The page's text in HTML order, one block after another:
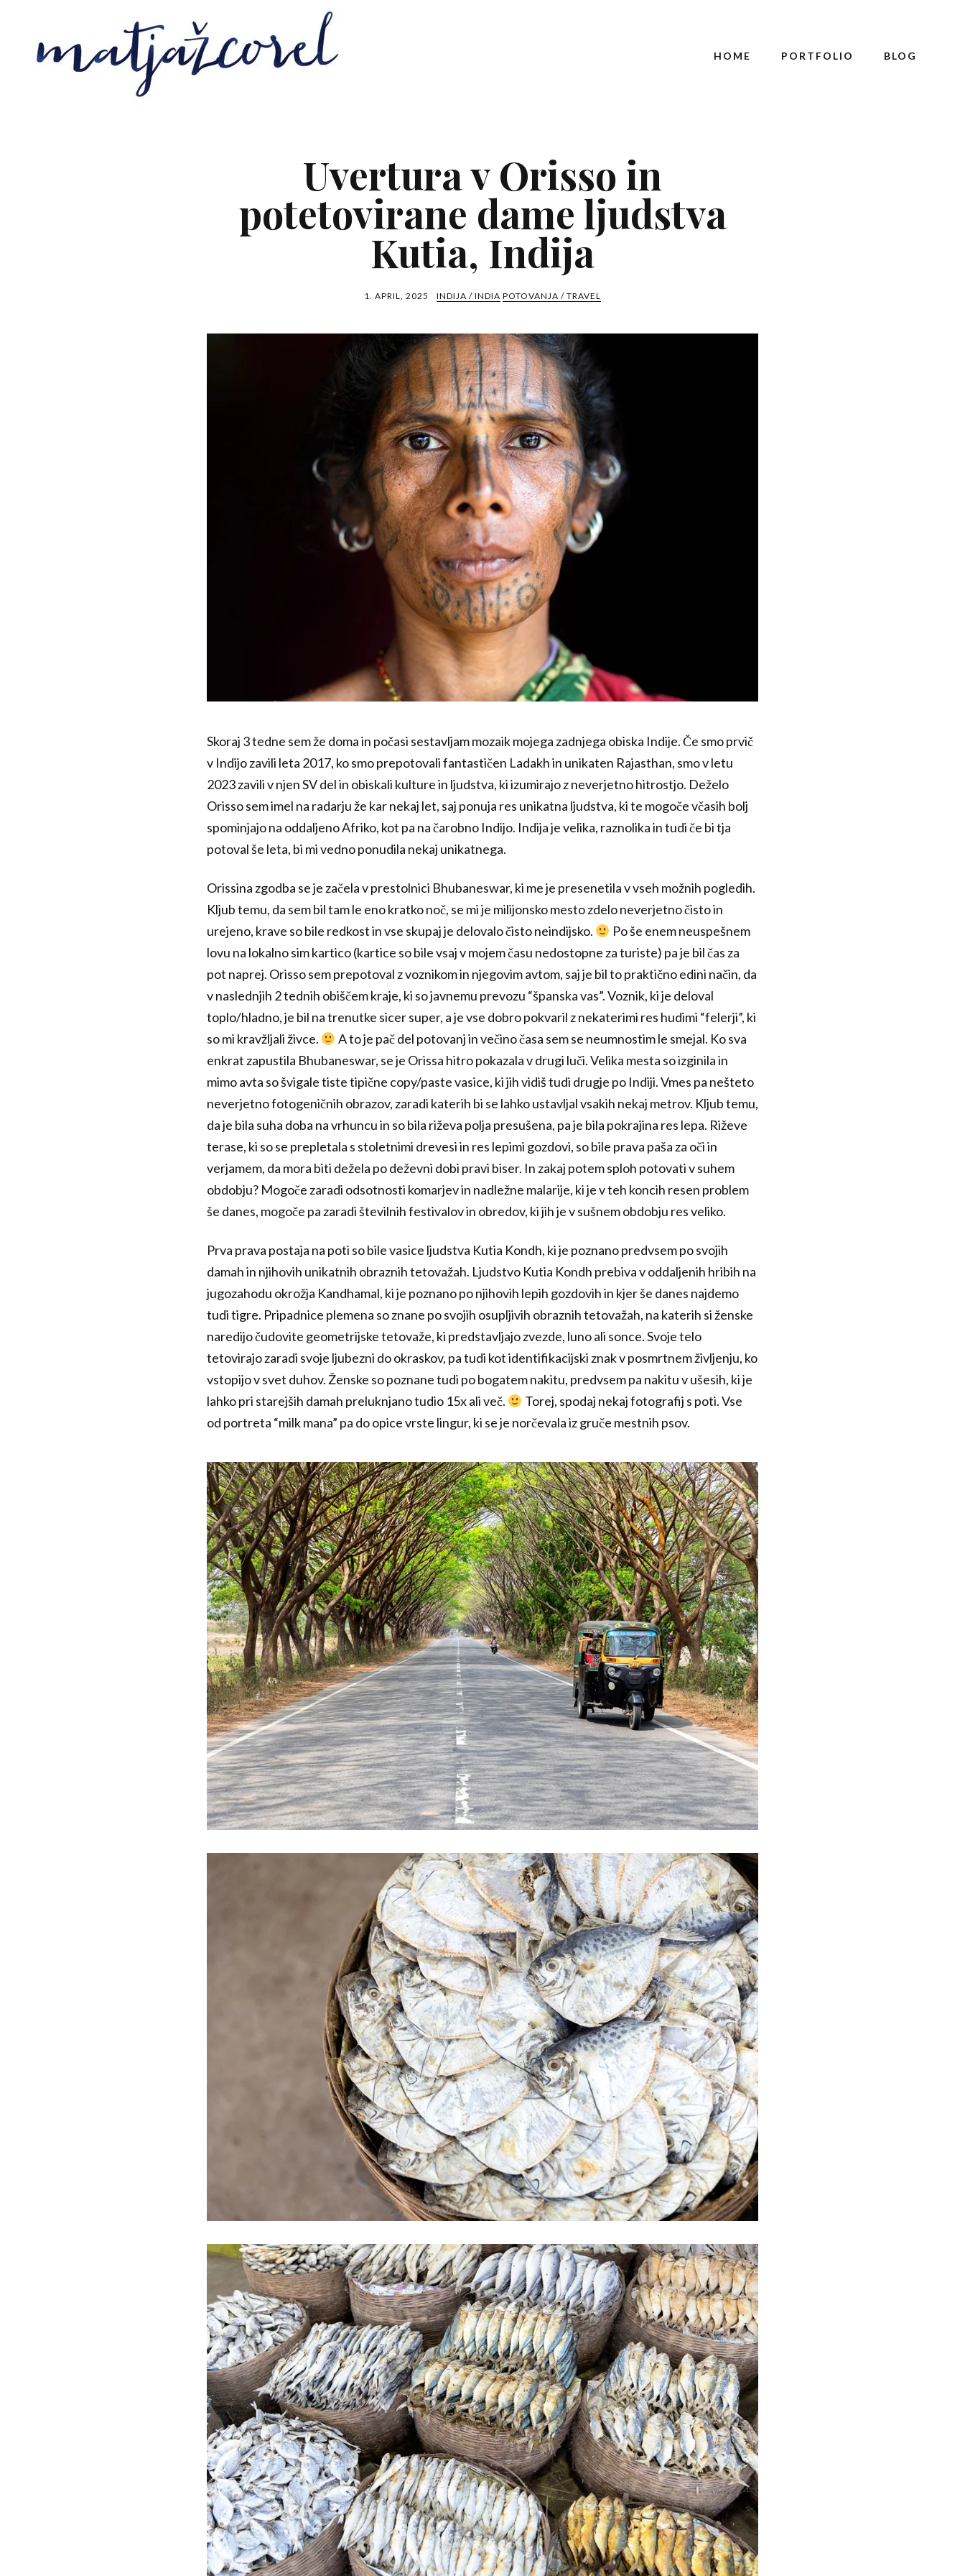
HOME PORTFOLIO BLOG
Uvertura v Orisso in
potetovirane dame ljudstva
Kutia, Indija
1. APRIL, 2025 INDIJA / INDIA POTOVANJA / TRAVEL
Skoraj 3 tedne sem že doma in počasi sestavljam mozaik mojega zadnjega obiska Indije. Če smo prvič
v Indijo zavili leta 2017, ko smo prepotovali fantastičen Ladakh in unikaten Rajasthan, smo v letu
2023 zavili v njen SV del in obiskali kulture in ljudstva, ki izumirajo z neverjetno hitrostjo. Deželo
Orisso sem imel na radarju že kar nekaj let, saj ponuja res unikatna ljudstva, ki te mogoče včasih bolj
spominjajo na oddaljeno Afriko, kot pa na čarobno Indijo. Indija je velika, raznolika in tudi če bi tja
potoval še leta, bi mi vedno ponudila nekaj unikatnega.
Orissina zgodba se je začela v prestolnici Bhubaneswar, ki me je presenetila v vseh možnih pogledih.
Kljub temu, da sem bil tam le eno kratko noč, se mi je milijonsko mesto zdelo neverjetno čisto in
urejeno, krave so bile redkost in vse skupaj je delovalo čisto neindijsko.
Po še enem neuspešnem
lovu na lokalno sim kartico (kartice so bile vsaj v mojem času nedostopne za turiste) pa je bil čas za
pot naprej. Orisso sem prepotoval z voznikom in njegovim avtom, saj je bil to praktično edini način, da
v naslednjih 2 tednih obiščem kraje, ki so javnemu prevozu “španska vas”. Voznik, ki je deloval
toplo/hladno, je bil na trenutke sicer super, a je vse dobro pokvaril z nekaterimi res hudimi “felerji”, ki
so mi kravžljali živce.
A to je pač del potovanj in večino časa sem se neumnostim le smejal. Ko sva
enkrat zapustila Bhubaneswar, se je Orissa hitro pokazala v drugi luči. Velika mesta so izginila in
mimo avta so švigale tiste tipične copy/paste vasice, ki jih vidiš tudi drugje po Indiji. Vmes pa nešteto
neverjetno fotogeničnih obrazov, zaradi katerih bi se lahko ustavljal vsakih nekaj metrov. Kljub temu,
da je bila suha doba na vrhuncu in so bila riževa polja presušena, pa je bila pokrajina res lepa. Riževe
terase, ki so se prepletala s stoletnimi drevesi in res lepimi gozdovi, so bile prava paša za oči in
verjamem, da mora biti dežela po deževni dobi pravi biser. In zakaj potem sploh potovati v suhem
obdobju? Mogoče zaradi odsotnosti komarjev in nadležne malarije, ki je v teh koncih resen problem
še danes, mogoče pa zaradi številnih festivalov in obredov, ki jih je v sušnem obdobju res veliko.
Prva prava postaja na poti so bile vasice ljudstva Kutia Kondh, ki je poznano predvsem po svojih
damah in njihovih unikatnih obraznih tetovažah. Ljudstvo Kutia Kondh prebiva v oddaljenih hribih na
jugozahodu okrožja Kandhamal, ki je poznano po njihovih lepih gozdovih in kjer še danes najdemo
tudi tigre. Pripadnice plemena so znane po svojih osupljivih obraznih tetovažah, na katerih si ženske
naredijo čudovite geometrijske tetovaže, ki predstavljajo zvezde, luno ali sonce. Svoje telo
tetovirajo zaradi svoje ljubezni do okraskov, pa tudi kot identifikacijski znak v posmrtnem življenju, ko
vstopijo v svet duhov. Ženske so poznane tudi po bogatem nakitu, predvsem pa nakitu v ušesih, ki je
lahko pri starejših damah preluknjano tudio 15x ali več.
Torej, spodaj nekaj fotografij s poti. Vse
od portreta “milk mana” pa do opice vrste lingur, ki se je norčevala iz gruče mestnih psov.